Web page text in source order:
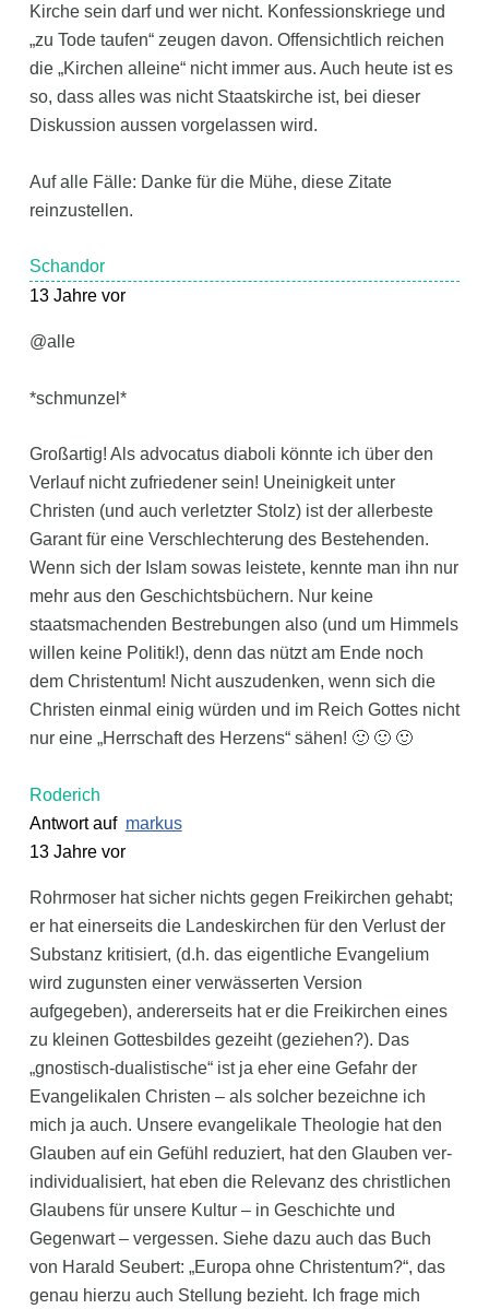
Kirche sein darf und wer nicht. Konfessionskriege und
„zu Tode taufen“ zeugen davon. Offensichtlich reichen
die „Kirchen alleine“ nicht immer aus. Auch heute ist es
so, dass alles was nicht Staatskirche ist, bei dieser
Diskussion aussen vorgelassen wird.
Auf alle Fälle: Danke für die Mühe, diese Zitate
reinzustellen.
Schandor
13 Jahre vor
@alle
*schmunzel*
Großartig! Als advocatus diaboli könnte ich über den
Verlauf nicht zufriedener sein! Uneinigkeit unter
Christen (und auch verletzter Stolz) ist der allerbeste
Garant für eine Verschlechterung des Bestehenden.
Wenn sich der Islam sowas leistete, kennte man ihn nur
mehr aus den Geschichtsbüchern. Nur keine
staatsmachenden Bestrebungen also (und um Himmels
willen keine Politik!), denn das nützt am Ende noch
dem Christentum! Nicht auszudenken, wenn sich die
Christen einmal einig würden und im Reich Gottes nicht
nur eine „Herrschaft des Herzens“ sähen! 🙂 🙂 🙂
Roderich
Antwort auf markus
13 Jahre vor
Rohrmoser hat sicher nichts gegen Freikirchen gehabt;
er hat einerseits die Landeskirchen für den Verlust der
Substanz kritisiert, (d.h. das eigentliche Evangelium
wird zugunsten einer verwässerten Version
aufgegeben), andererseits hat er die Freikirchen eines
zu kleinen Gottesbildes gezeiht (geziehen?). Das
„gnostisch-dualistische“ ist ja eher eine Gefahr der
Evangelikalen Christen – als solcher bezeichne ich
mich ja auch. Unsere evangelikale Theologie hat den
Glauben auf ein Gefühl reduziert, hat den Glauben ver-
individualisiert, hat eben die Relevanz des christlichen
Glaubens für unsere Kultur – in Geschichte und
Gegenwart – vergessen. Siehe dazu auch das Buch
von Harald Seubert: „Europa ohne Christentum?“, das
genau hierzu auch Stellung bezieht. Ich frage mich